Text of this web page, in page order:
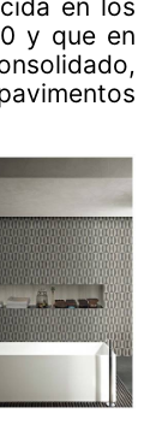
en los
y que en